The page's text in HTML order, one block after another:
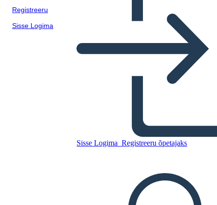
Registreeru
Sisse Logima
Sisse Logima Registreeru õpetajaks
Guerra Mondiale
LUUA STORYBOARD
ESITA SLAIDIESITLUST